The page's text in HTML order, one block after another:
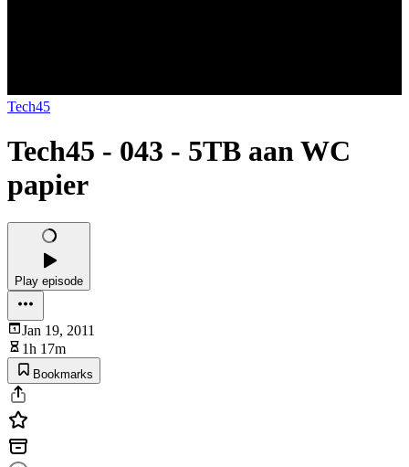
Tech45
Tech45 - 043 - 5TB aan WC
papier
Play episode
Jan 19, 2011
1h 17m
Bookmarks